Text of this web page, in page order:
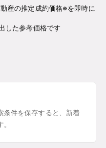
産の推定成約価格※を即時に
した参考価格です
条件を保存すると、新着